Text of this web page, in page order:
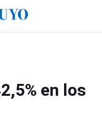
en los